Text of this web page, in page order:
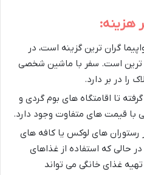
هزینه:
گران ترین گزینه است، در
ترین است. سفر با ماشین شخصی
را در بر دارد.
تا اقامتگاه های بوم گردی و
با قیمت های متفاوت وجود دارد.
های لوکس یا کافه های
حالی که استفاده از غذاهای
غذای خانگی می تواند